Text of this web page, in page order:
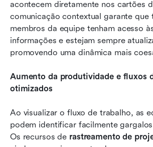
acontecem diretamente nos cartões
comunicação contextual garante que
membros da equipe tenham acesso
informações e estejam sempre
promovendo uma dinâmica mais
Aumento da produtividade e fluxos
otimizados
Ao visualizar o fluxo de trabalho, as
podem identificar facilmente
Os recursos de rastreamento de